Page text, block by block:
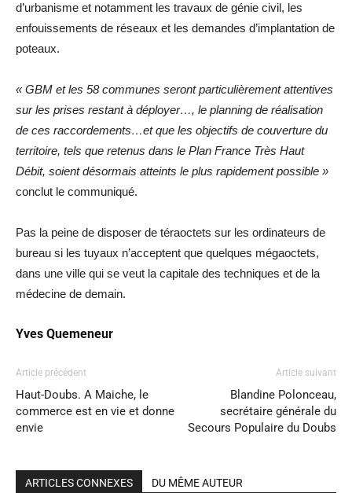
d’urbanisme et notamment les travaux de génie civil, les
enfouissements de réseaux et les demandes d’implantation de
poteaux.
« GBM et les 58 communes seront particulièrement attentives
sur les prises restant à déployer…, le planning de réalisation
de ces raccordements…et que les objectifs de couverture du
territoire, tels que retenus dans le Plan France Très Haut
Débit, soient désormais atteints le plus rapidement possible »
conclut le communiqué.
Pas la peine de disposer de téraoctets sur les ordinateurs de
bureau si les tuyaux n’acceptent que quelques mégaoctets,
dans une ville qui se veut la capitale des techniques et de la
médecine de demain.
Yves Quemeneur
Article précédent
Haut-Doubs. A Maiche, le
commerce est en vie et donne
envie
Article suivant
Blandine Polonceau,
secrétaire générale du
Secours Populaire du Doubs
ARTICLES CONNEXES DU MÊME AUTEUR